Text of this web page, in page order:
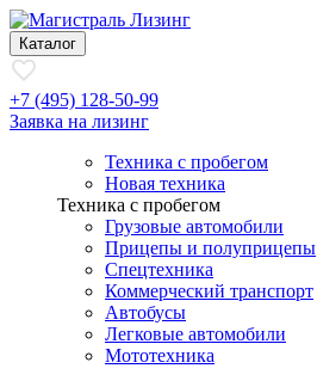
Каталог
+7 (495) 128-50-99
Заявка на лизинг
Техника с пробегом
Новая техника
Техника с пробегом
Грузовые автомобили
Прицепы и полуприцепы
Спецтехника
Коммерческий транспорт
Автобусы
Легковые автомобили
Мототехника